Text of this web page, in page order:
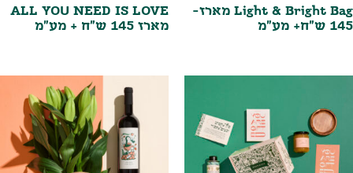
Light & Bright Bag מארז-
145 ש"ח+ מע"מ
ALL YOU NEED IS LOVE
מארז 145 ש"ח + מע"מ